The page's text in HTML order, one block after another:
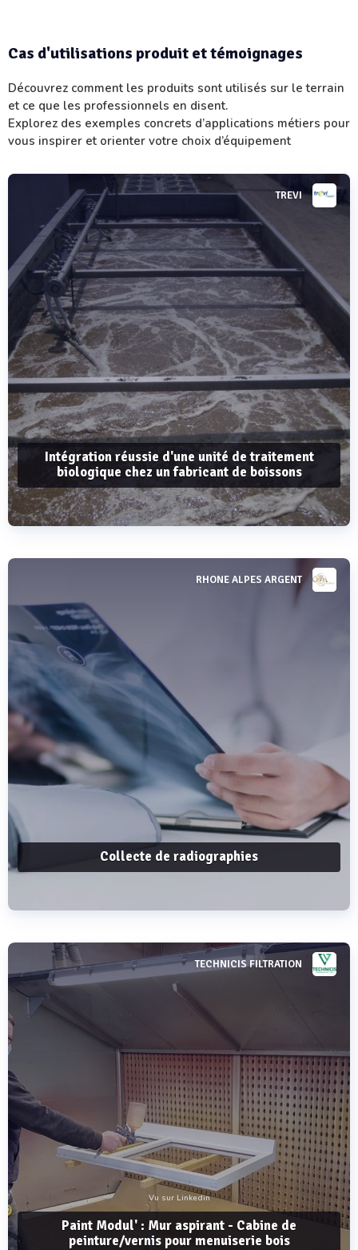
Cas d'utilisations produit et témoignages
Découvrez comment les produits sont utilisés sur le terrain
et ce que les professionnels en disent.
Explorez des exemples concrets d’applications métiers pour
vous inspirer et orienter votre choix d’équipement
TREVI
Intégration réussie d'une unité de traitement
biologique chez un fabricant de boissons
Voir plusRHONE ALPES ARGENT
Collecte de radiographies
Voir plusTECHNICIS FILTRATION
Vu sur Linkedin
Paint Modul' : Mur aspirant - Cabine de
peinture/vernis pour menuiserie bois